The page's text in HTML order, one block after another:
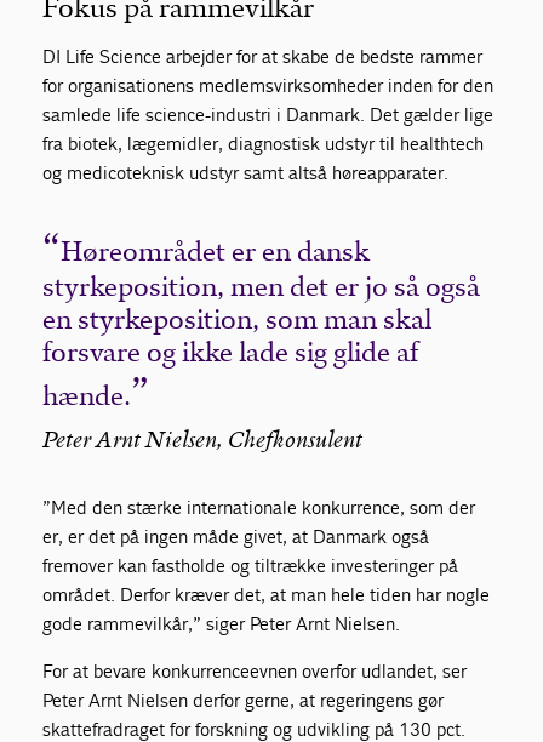
Fokus på rammevilkår
DI Life Science arbejder for at skabe de bedste rammer
for organisationens medlemsvirksomheder inden for den
samlede life science-industri i Danmark. Det gælder lige
fra biotek, lægemidler, diagnostisk udstyr til healthtech
og medicoteknisk udstyr samt altså høreapparater.
Høreområdet er en dansk
styrkeposition, men det er jo så også
en styrkeposition, som man skal
forsvare og ikke lade sig glide af
hænde.
Peter Arnt Nielsen, Chefkonsulent
”Med den stærke internationale konkurrence, som der
er, er det på ingen måde givet, at Danmark også
fremover kan fastholde og tiltrække investeringer på
området. Derfor kræver det, at man hele tiden har nogle
gode rammevilkår,” siger Peter Arnt Nielsen.
For at bevare konkurrenceevnen overfor udlandet, ser
Peter Arnt Nielsen derfor gerne, at regeringens gør
skattefradraget for forskning og udvikling på 130 pct.